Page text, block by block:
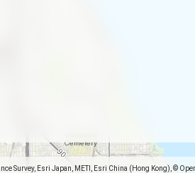
Survey, Esri Japan, METI, Esri China (Hong Kong), ©